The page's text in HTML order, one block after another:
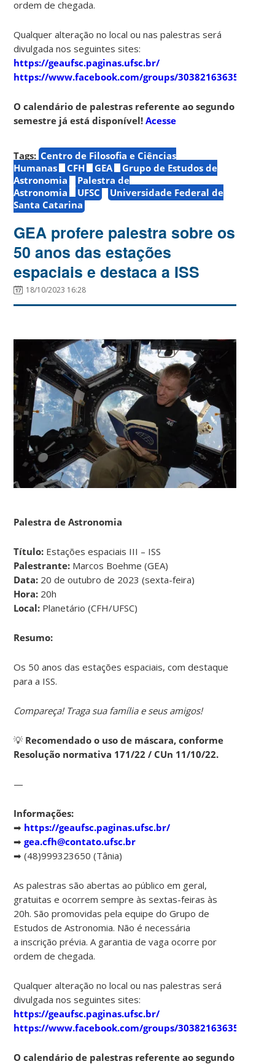
ordem de chegada.
Qualquer alteração no local ou nas palestras será
divulgada nos seguintes sites:
https://geaufsc.paginas.ufsc.br/
https://www.facebook.com/groups/303821636357910
O calendário de palestras referente ao segundo
semestre já está disponível!Acesse
Tags: Centro de Filosofia e Ciências
Humanas
CFH GEA
Grupo de Estudos de
Astronomia
Palestra de
Astronomia
UFSC
Universidade Federal de
Santa Catarina
GEA profere palestra sobre os
50 anos das estações
espaciais e destaca a ISS
18/10/2023 16:28
Palestra de Astronomia
Título: Estações espaciais III – ISS
Palestrante: Marcos Boehme (GEA)
Data: 20 de outubro de 2023 (sexta-feira)
Hora: 20h
Local: Planetário (CFH/UFSC)
Resumo:
Os 50 anos das estações espaciais, com destaque
para a ISS.
Compareça! Traga sua família e seus amigos!
💡 Recomendado o uso de máscara, conforme
Resolução normativa 171/22 / CUn 11/10/22.
—
Informações:
➡ https://geaufsc.paginas.ufsc.br/
➡gea.cfh@contato.ufsc.br
➡ (48)999323650 (Tânia)
As palestras são abertas ao público em geral,
gratuitas e ocorrem sempre às sextas-feiras às
20h. São promovidas pela equipe do Grupo de
Estudos de Astronomia. Não é necessária
a inscrição prévia. A garantia de vaga ocorre por
ordem de chegada.
Qualquer alteração no local ou nas palestras será
divulgada nos seguintes sites:
https://geaufsc.paginas.ufsc.br/
https://www.facebook.com/groups/303821636357910
O calendário de palestras referente ao segundo